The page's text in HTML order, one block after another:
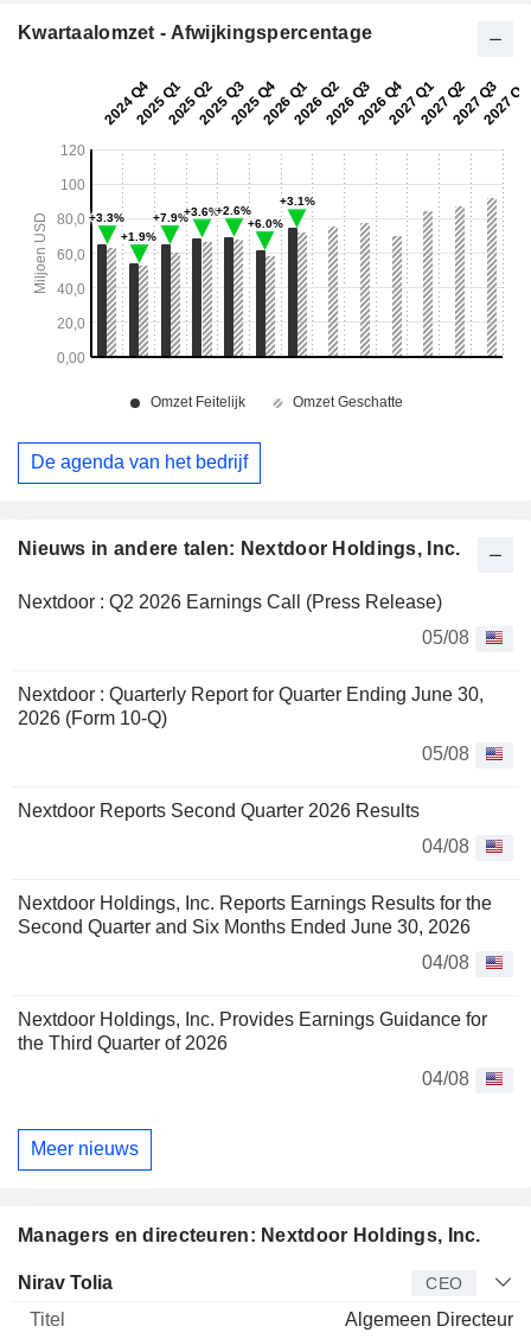
Nieuws in andere talen: Nextdoor Holdings, Inc.
Nextdoor : Q2 2026 Earnings Call (Press Release)
05/08
Nextdoor : Quarterly Report for Quarter Ending June 30,
2026 (Form 10-Q)
05/08
Nextdoor Reports Second Quarter 2026 Results
04/08
Nextdoor Holdings, Inc. Reports Earnings Results for the
Second Quarter and Six Months Ended June 30, 2026
04/08
Nextdoor Holdings, Inc. Provides Earnings Guidance for
the Third Quarter of 2026
04/08
Meer nieuws
Managers en directeuren: Nextdoor Holdings, Inc.
Bedrijfsleider
Nirav Tolia CEO
Algemeen Directeur
Kwartaalomzet - Afwijkingspercentage
De agenda van het bedrijf